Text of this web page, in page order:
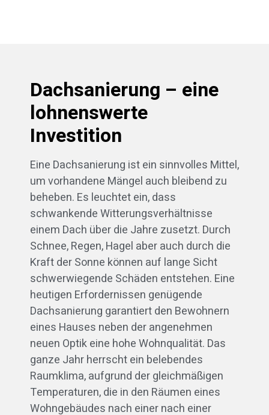
Dachsanierung – eine
lohnenswerte
Investition
Eine Dachsanierung ist ein sinnvolles Mittel,
um vorhandene Mängel auch bleibend zu
beheben. Es leuchtet ein, dass
schwankende Witterungsverhältnisse
einem Dach über die Jahre zusetzt. Durch
Schnee, Regen, Hagel aber auch durch die
Kraft der Sonne können auf lange Sicht
schwerwiegende Schäden entstehen. Eine
heutigen Erfordernissen genügende
Dachsanierung garantiert den Bewohnern
eines Hauses neben der angenehmen
neuen Optik eine hohe Wohnqualität. Das
ganze Jahr herrscht ein belebendes
Raumklima, aufgrund der gleichmäßigen
Temperaturen, die in den Räumen eines
Wohngebäudes nach einer nach einer